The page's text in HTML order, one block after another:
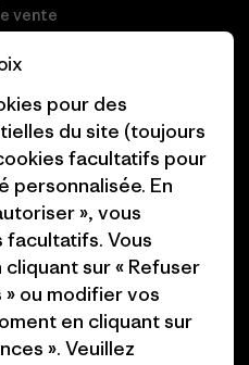
vente
de cookie
et media
program
d’affiliation
Suisse Plan du site
pour des
du site (toujours
facultatifs pour
personnalisée. En
», vous
Vous
sur « Refuser
ou modifier vos
en cliquant sur
». Veuillez